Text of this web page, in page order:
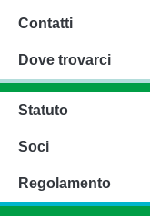
Contatti
Dove trovarci
Statuto
Soci
Regolamento